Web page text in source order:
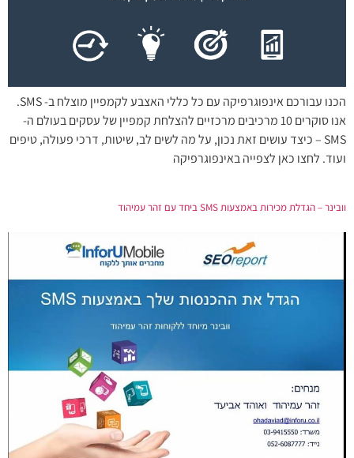
הכנו עבורכם אינפוגרפיקה עם כל כללי האצבע לקמפיין מוצלח ב- SMS.
אנו סוקרים 10 מרכיבים מרכזיים להצלחת קמפיין של עסקים בעולם ה-
SMS – כיצד עושים זאת נכון, על מה לשים לב, שיטות, דרכי פעולה, טיפים
ועוד. לחצו כאן לצפייה באינפוגרפיקה
וובינר – הגדלת מכירות באמצעות SMS ביחד עם זהר עמיהוד